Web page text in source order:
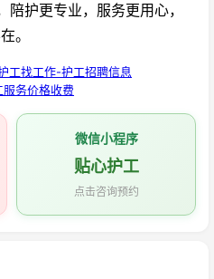
陪护更专业，服务更用心，
。
工找工作-护工招聘信息
务价格收费
微信小程序
贴心护工
点击咨询预约